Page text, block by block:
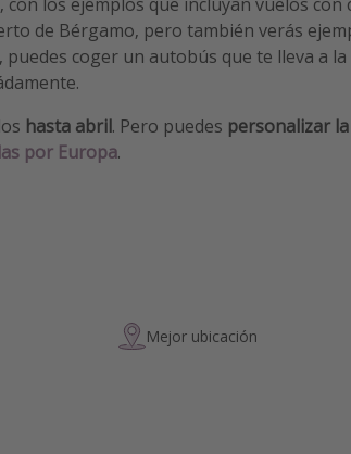
de Bérgamo, pero también verás
puedes coger un autobús que te lleva a
hasta abril. Pero puedes personalizar
por Europa.
Mejor ubicación